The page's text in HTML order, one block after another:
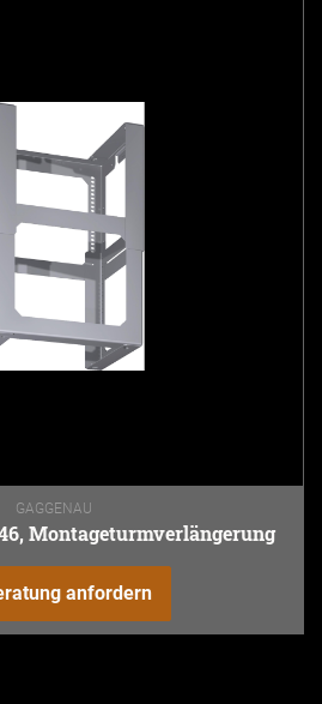
GAGGENAU
Montageturmverlängerung
anfordern